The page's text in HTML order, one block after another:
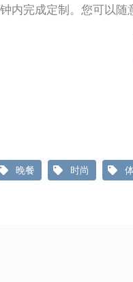
内完成定制。您可以
晚餐 时尚